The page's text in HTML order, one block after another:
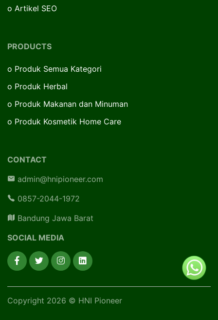
o Artikel SEO
PRODUCTS
o Produk Semua Kategori
o Produk Herbal
o Produk Makanan dan Minuman
o Produk Kosmetik Home Care
CONTACT
admin@hnipioneer.com
0857-2044-1972
Bandung Jawa Barat
SOCIAL MEDIA
Copyright 2026 © HNI Pioneer